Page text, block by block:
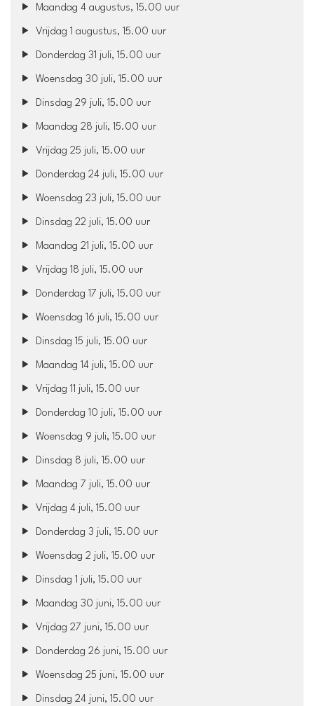
Maandag 4 augustus, 15.00 uur
Vrijdag 1 augustus, 15.00 uur
Donderdag 31 juli, 15.00 uur
Woensdag 30 juli, 15.00 uur
Dinsdag 29 juli, 15.00 uur
Maandag 28 juli, 15.00 uur
Vrijdag 25 juli, 15.00 uur
Donderdag 24 juli, 15.00 uur
Woensdag 23 juli, 15.00 uur
Dinsdag 22 juli, 15.00 uur
Maandag 21 juli, 15.00 uur
Vrijdag 18 juli, 15.00 uur
Donderdag 17 juli, 15.00 uur
Woensdag 16 juli, 15.00 uur
Dinsdag 15 juli, 15.00 uur
Maandag 14 juli, 15.00 uur
Vrijdag 11 juli, 15.00 uur
Donderdag 10 juli, 15.00 uur
Woensdag 9 juli, 15.00 uur
Dinsdag 8 juli, 15.00 uur
Maandag 7 juli, 15.00 uur
Vrijdag 4 juli, 15.00 uur
Donderdag 3 juli, 15.00 uur
Woensdag 2 juli, 15.00 uur
Dinsdag 1 juli, 15.00 uur
Maandag 30 juni, 15.00 uur
Vrijdag 27 juni, 15.00 uur
Donderdag 26 juni, 15.00 uur
Woensdag 25 juni, 15.00 uur
Dinsdag 24 juni, 15.00 uur